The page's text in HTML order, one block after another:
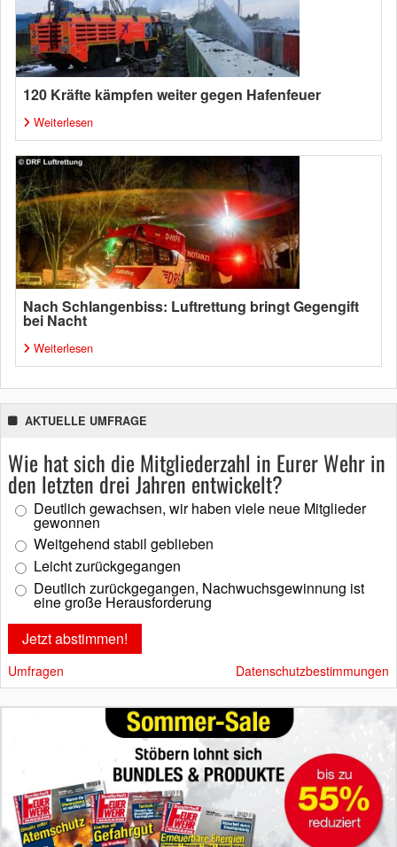
120 Kräfte kämpfen weiter gegen Hafenfeuer
Weiterlesen
Nach Schlangenbiss: Luftrettung bringt Gegengift
bei Nacht
Weiterlesen
AKTUELLE UMFRAGE
Wie hat sich die Mitgliederzahl in Eurer Wehr in
den letzten drei Jahren entwickelt?
Deutlich gewachsen, wir haben viele neue Mitglieder
gewonnen
Weitgehend stabil geblieben
Leicht zurückgegangen
Deutlich zurückgegangen, Nachwuchsgewinnung ist
eine große Herausforderung
Umfragen Datenschutzbestimmungen